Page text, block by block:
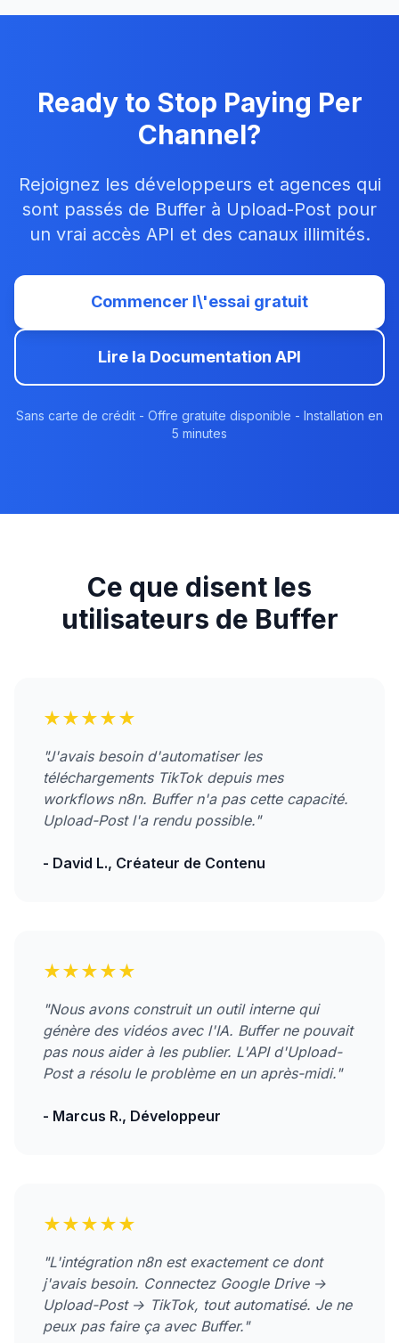
Ready to Stop Paying Per
Channel?
Rejoignez les développeurs et agences qui
sont passés de Buffer à Upload-Post pour
un vrai accès API et des canaux illimités.
Commencer l\'essai gratuit
Lire la Documentation API
Sans carte de crédit - Offre gratuite disponible - Installation en
5 minutes
Ce que disent les
utilisateurs de Buffer
★★★★★
"J'avais besoin d'automatiser les
téléchargements TikTok depuis mes
workflows n8n. Buffer n'a pas cette capacité.
Upload-Post l'a rendu possible."
- David L., Créateur de Contenu
★★★★★
"Nous avons construit un outil interne qui
génère des vidéos avec l'IA. Buffer ne pouvait
pas nous aider à les publier. L'API d'Upload-
Post a résolu le problème en un après-midi."
- Marcus R., Développeur
★★★★★
"L'intégration n8n est exactement ce dont
j'avais besoin. Connectez Google Drive →
Upload-Post → TikTok, tout automatisé. Je ne
peux pas faire ça avec Buffer."